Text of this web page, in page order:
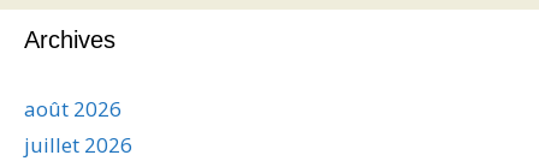
Archives
août 2026
juillet 2026